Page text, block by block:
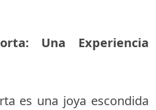
Una Experiencia
es una joya escondida